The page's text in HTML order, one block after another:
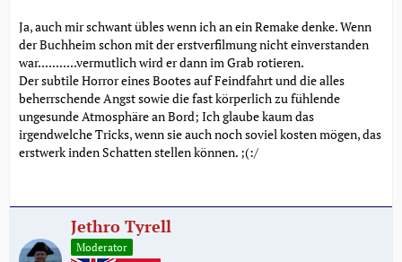
Ja, auch mir schwant übles wenn ich an ein Remake denke. Wenn
der Buchheim schon mit der erstverfilmung nicht einverstanden
war...........vermutlich wird er dann im Grab rotieren.
Der subtile Horror eines Bootes auf Feindfahrt und die alles
beherrschende Angst sowie die fast körperlich zu fühlende
ungesunde Atmosphäre an Bord; Ich glaube kaum das
irgendwelche Tricks, wenn sie auch noch soviel kosten mögen, das
erstwerk inden Schatten stellen können. ;(:/
Jethro Tyrell
Moderator